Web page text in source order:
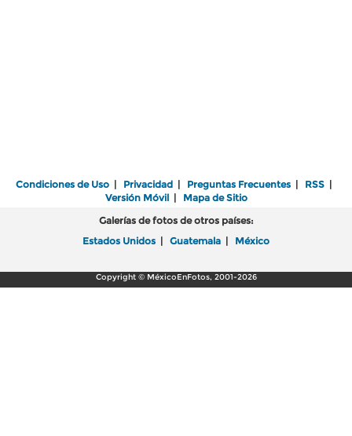
Condiciones de Uso | Privacidad | Preguntas Frecuentes | RSS |
Versión Móvil| Mapa de Sitio
Galerías de fotos de otros países:
Estados Unidos | Guatemala | México
Copyright © MéxicoEnFotos, 2001-2026